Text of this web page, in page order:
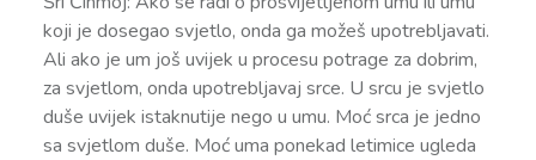
koji je dosegao svjetlo, onda ga možeš upotrebljavati.
Ali ako je um još uvijek u procesu potrage za dobrim,
za svjetlom, onda upotrebljavaj srce. U srcu je svjetlo
duše uvijek istaknutije nego u umu. Moć srca je jedno
sa svjetlom duše. Moć uma ponekad letimice ugleda